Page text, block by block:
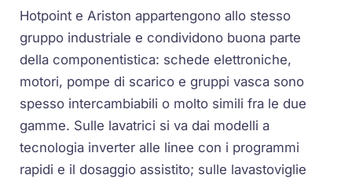
Hotpoint e Ariston appartengono allo stesso
gruppo industriale e condividono buona parte
della componentistica: schede elettroniche,
motori, pompe di scarico e gruppi vasca sono
spesso intercambiabili o molto simili fra le due
gamme. Sulle lavatrici si va dai modelli a
tecnologia inverter alle linee con i programmi
rapidi e il dosaggio assistito; sulle lavastoviglie